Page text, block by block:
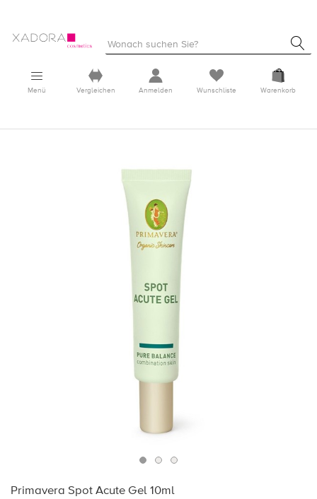
Menü Vergleichen Anmelden Wunschliste Warenkorb
Primavera Spot Acute Gel 10ml